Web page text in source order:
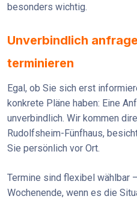
besonders wichtig.
Unverbindlich
terminieren
Egal, ob Sie sich erst
konkrete Pläne haben: Eine
unverbindlich. Wir kommen
Rudolfsheim-Fünfhaus,
Sie persönlich vor Ort.
Termine sind flexibel wählbar
Wochenende, wenn es die